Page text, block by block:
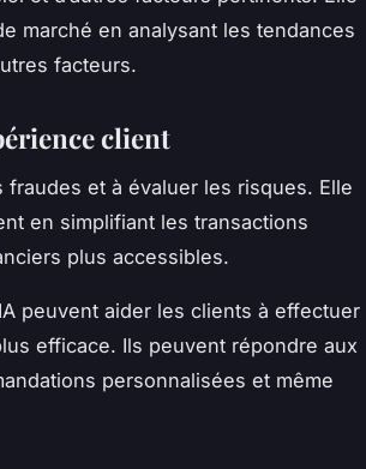
marché en analysant les tendances
facteurs.
client
fraudes et à évaluer les risques. Elle
en simplifiant les transactions
plus accessibles.
peuvent aider les clients à effectuer
efficace. Ils peuvent répondre aux
personnalisées et même